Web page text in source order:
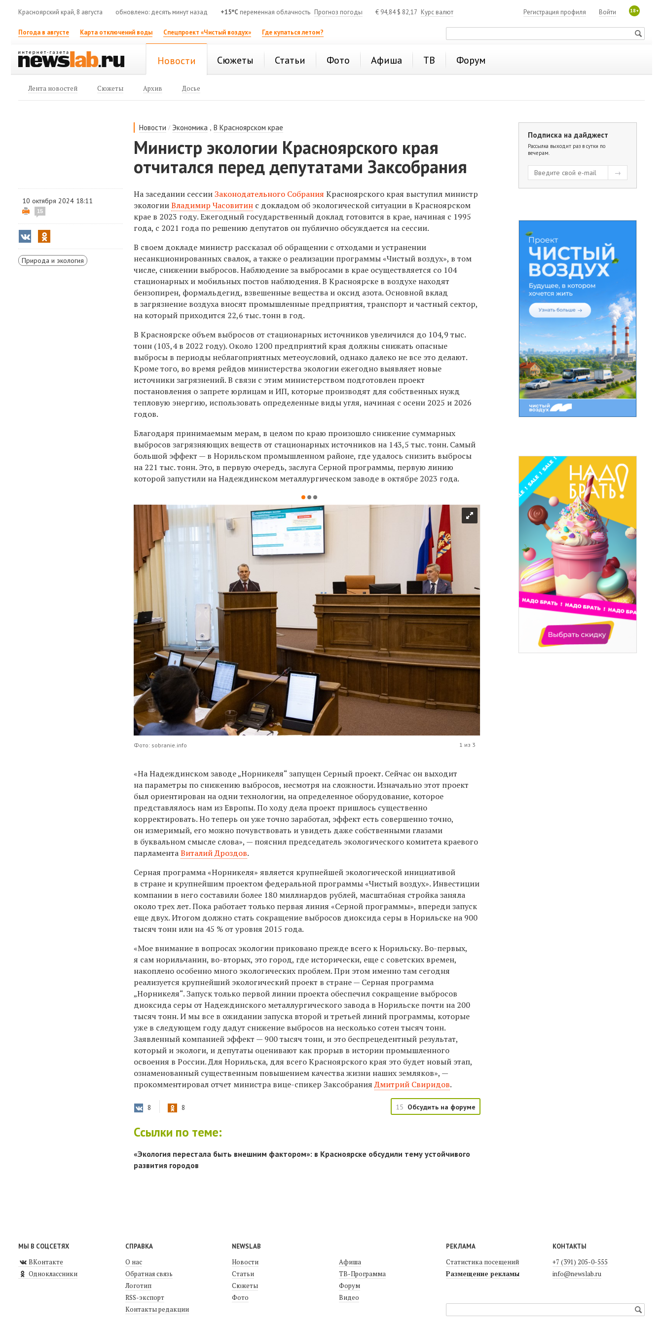
Красноярский край, 8 августа обновлено: десять минут назад +15°C переменная облачность Прогноз погоды € 94,84$ 82,17 Курс валют 18+
Войти
Регистрация профиля
Погода в августе Карта отключений воды Спецпроект «Чистый воздух» Где купаться летом?
Новости Сюжеты Статьи Фото Афиша ТВ Форум
Лента новостей Сюжеты Архив Досье
Новости / Экономика ,В Красноярском крае
Министр экологии Красноярского края
отчитался перед депутатами Заксобрания
10 октября 2024 18:11
15
Природа и экология
На заседании сессииЗаконодательного СобранияКрасноярского края выступил министр
экологииВладимир Часовитин с докладом об экологической ситуации в Красноярском
крае в 2023 году. Ежегодный государственный доклад готовится в крае, начиная с 1995
года, с 2021 года по решению депутатов он публично обсуждается на сессии.
В своем докладе министр рассказал об обращении с отходами и устранении
несанкционированных свалок, а также о реализации программы «Чистый воздух», в том
числе, снижении выбросов. Наблюдение за выбросами в крае осуществляется со 104
стационарных и мобильных постов наблюдения. В Красноярске в воздухе находят
бензопирен, формальдегид, взвешенные вещества и оксид азота. Основной вклад
в загрязнение воздуха вносят промышленные предприятия, транспорт и частный сектор,
на который приходится 22,6 тыс. тонн в год.
В Красноярске объем выбросов от стационарных источников увеличился до 104,9 тыс.
тонн (103,4 в 2022 году). Около 1200 предприятий края должны снижать опасные
выбросы в периоды неблагоприятных метеоусловий, однако далеко не все это делают.
Кроме того, во время рейдов министерства экологии ежегодно выявляет новые
источники загрязнений. В связи с этим министерством подготовлен проект
постановления о запрете юрлицам и ИП, которые производят для собственных нужд
тепловую энергию, использовать определенные виды угля, начиная с осени 2025 и 2026
годов.
Благодаря принимаемым мерам, в целом по краю произошло снижение суммарных
выбросов загрязняющих веществ от стационарных источников на 143,5 тыс. тонн. Самый
большой эффект — в Норильском промышленном районе, где удалось снизить выбросы
на 221 тыс. тонн. Это, в первую очередь, заслуга Серной программы, первую линию
которой запустили на Надеждинском металлургическом заводе в октябре 2023 года.
Фото: sobranie.info 1 из 3
«На Надеждинском заводе „Норникеля“ запущен Серный проект. Сейчас он выходит
на параметры по снижению выбросов, несмотря на сложности. Изначально этот проект
был ориентирован на одни технологии, на определенное оборудование, которое
представлялось нам из Европы. По ходу дела проект пришлось существенно
корректировать. Но теперь он уже точно заработал, эффект есть совершенно точно,
он измеримый, его можно почувствовать и увидеть даже собственными глазами
в буквальном смысле слова», — пояснил председатель экологического комитета краевого
парламентаВиталий Дроздов.
Серная программа «Норникеля» является крупнейшей экологической инициативой
в стране и крупнейшим проектом федеральной программы «Чистый воздух». Инвестиции
компании в него составили более 180 миллиардов рублей, масштабная стройка заняла
около трех лет. Пока работает только первая линия «Серной программы», впереди запуск
еще двух. Итогом должно стать сокращение выбросов диоксида серы в Норильске на 900
тысяч тонн или на 45 % от уровня 2015 года.
«Мое внимание в вопросах экологии приковано прежде всего к Норильску. Во-первых,
я сам норильчанин, во-вторых, это город, где исторически, еще с советских времен,
накоплено особенно много экологических проблем. При этом именно там сегодня
реализуется крупнейший экологический проект в стране — Серная программа
„Норникеля“. Запуск только первой линии проекта обеспечил сокращение выбросов
диоксида серы от Надеждинского металлургического завода в Норильске почти на 200
тысяч тонн. И мы все в ожидании запуска второй и третьей линий программы, которые
уже в следующем году дадут снижение выбросов на несколько сотен тысяч тонн.
Заявленный компанией эффект — 900 тысяч тонн, и это беспрецедентный результат,
который и экологи, и депутаты оценивают как прорыв в истории промышленного
освоения в России. Для Норильска, для всего Красноярского края это будет новый этап,
ознаменованный существенным повышением качества жизни наших земляков», —
прокомментировал отчет министра вице-спикер ЗаксобранияДмитрий Свиридов.
8 8 15 Обсудить на форуме
Ссылки по теме:
«Экология перестала быть внешним фактором»: в Красноярске обсудили тему устойчивого
развития городов
Подписка на дайджест
Рассылка выходит раз в сутки по
вечерам.
МЫ В СОЦСЕТЯХ
ВКонтакте
Одноклассники
СПРАВКА
О нас
Обратная связь
Логотип
RSS-экспорт
Контакты редакции
NEWSLAB
Новости
Статьи
Сюжеты
Фото
Афиша
ТВ-Программа
Форум
Видео
РЕКЛАМА
Статистика посещений
Размещение рекламы
КОНТАКТЫ
+7 (391) 205-0-555
info@newslab.ru